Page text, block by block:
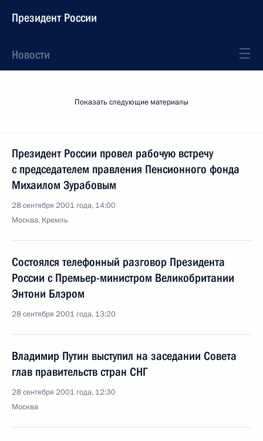
Президент России
Новости
Показать следующие материалы
Президент России провел рабочую встречу
с председателем правления Пенсионного фонда
Михаилом Зурабовым
28 сентября 2001 года, 14:00
Москва, Кремль
Состоялся телефонный разговор Президента
России с Премьер-министром Великобритании
Энтони Блэром
28 сентября 2001 года, 13:20
Владимир Путин выступил на заседании Совета
глав правительств стран СНГ
28 сентября 2001 года, 12:30
Москва